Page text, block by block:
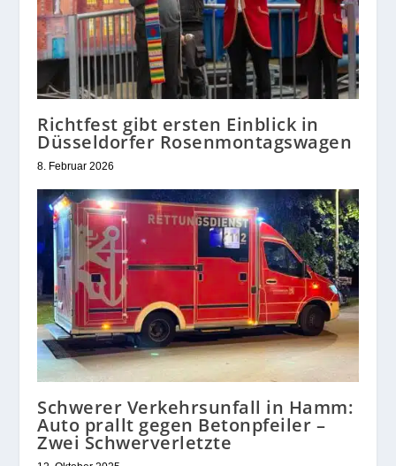
Richtfest gibt ersten Einblick in
Düsseldorfer Rosenmontagswagen
8. Februar 2026
Schwerer Verkehrsunfall in Hamm:
Auto prallt gegen Betonpfeiler –
Zwei Schwerverletzte